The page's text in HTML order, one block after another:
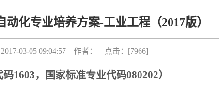
化专业培养方案-工业工程（2017版）
2017-03-05 09:04:57 作者： 点击：[7966]
码1603， 国家标准专业代码080202）